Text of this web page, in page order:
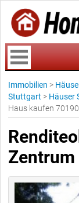
Immobilien >
Stuttgart > Häuser
Haus kaufen
Zentrum